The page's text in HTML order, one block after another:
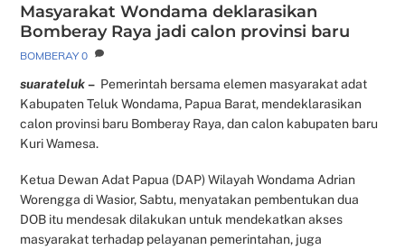
Masyarakat Wondama deklarasikan
Bomberay Raya jadi calon provinsi baru
BOMBERAY 0
suarateluk– Pemerintah bersama elemen masyarakat adat
Kabupaten Teluk Wondama, Papua Barat, mendeklarasikan
calon provinsi baru Bomberay Raya, dan calon kabupaten baru
Kuri Wamesa.
Ketua Dewan Adat Papua (DAP) Wilayah Wondama Adrian
Worengga di Wasior, Sabtu, menyatakan pembentukan dua
DOB itu mendesak dilakukan untuk mendekatkan akses
masyarakat terhadap pelayanan pemerintahan, juga